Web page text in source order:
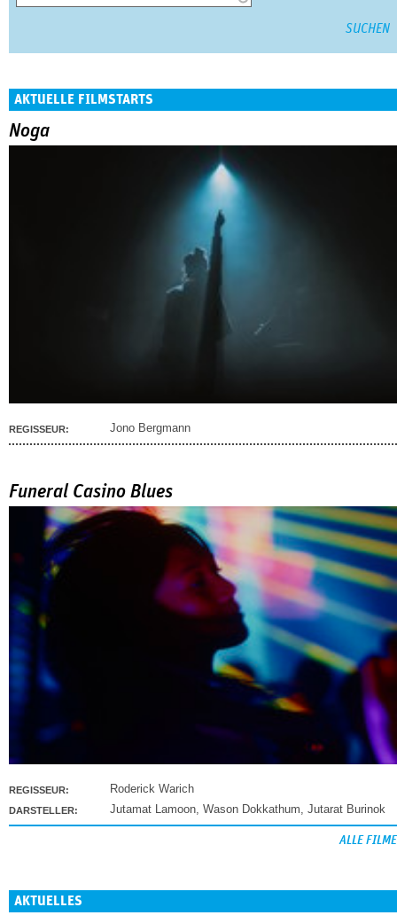
AKTUELLE FILMSTARTS
Noga
REGISSEUR: Jono Bergmann
Funeral Casino Blues
REGISSEUR: Roderick Warich
DARSTELLER: Jutamat Lamoon, Wason Dokkathum, Jutarat Burinok
ALLE FILME
AKTUELLES